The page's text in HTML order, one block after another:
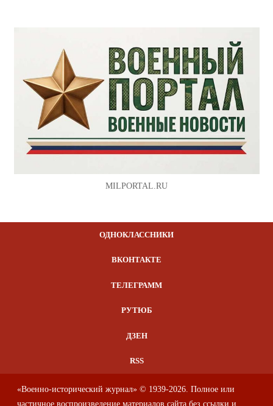
MILPORTAL.RU
ОДНОКЛАССНИКИ
ВКОНТАКТЕ
ТЕЛЕГРАММ
РУТЮБ
ДЗЕН
RSS
«Военно-исторический журнал» © 1939-2026. Полное или
частичное воспроизведение материалов сайта без ссылки и